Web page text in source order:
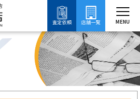
査定依頼
店舗一覧 MENU
ジュエリー買取 カルティエ買取 カルティエの買取事例